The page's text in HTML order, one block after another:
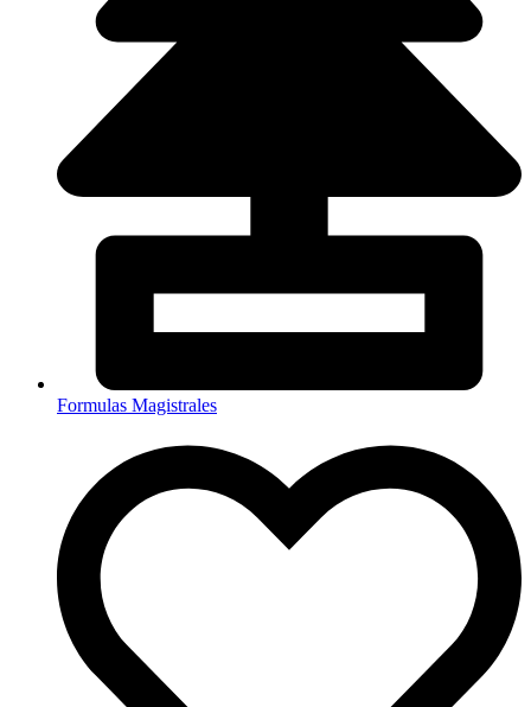
Formulas Magistrales